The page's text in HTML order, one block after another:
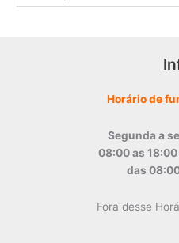
Horário de
Segunda a
08:00 as 18:00
das
Fora desse